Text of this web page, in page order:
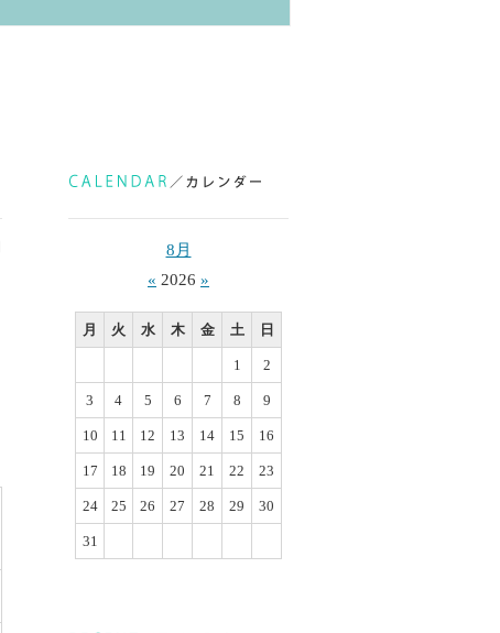
8月
« 2026 »
月 火 水 木 金 土 日
1 2
3 4 5 6 7 8 9
10 11 12 13 14 15 16
17 18 19 20 21 22 23
24 25 26 27 28 29 30
31